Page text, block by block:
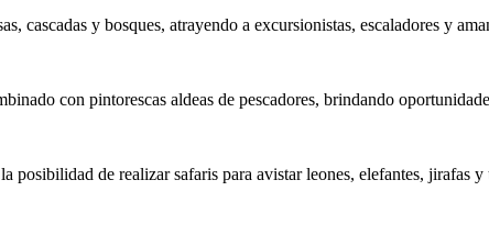
cascadas y bosques, atrayendo a excursionistas, escaladores y
con pintorescas aldeas de pescadores, brindando
posibilidad de realizar safaris para avistar leones, elefantes, jirafas